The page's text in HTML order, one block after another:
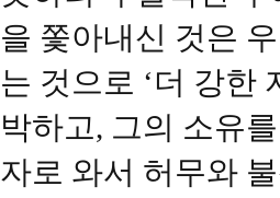
을 쫓아내신 것은
는 것으로 ‘더 강한
박하고, 그의 소유
자로 와서 허무와